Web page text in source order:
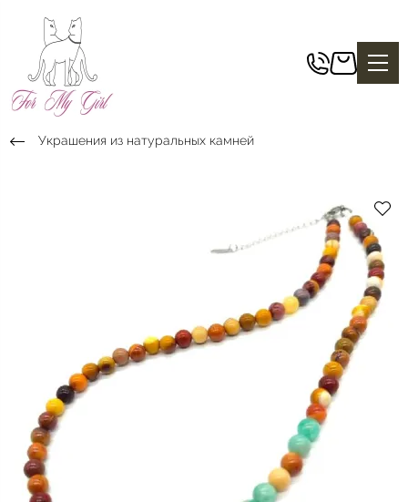
Украшения из натуральных камней